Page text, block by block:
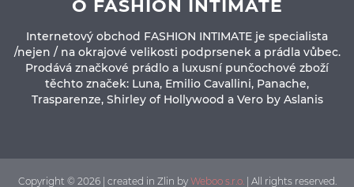
O FASHION INTIMATE
Internetový obchod FASHION INTIMATE je specialista
/nejen / na okrajové velikosti podprsenek a prádla vůbec.
Prodává značkové prádlo a luxusní punčochové zboží
těchto značek: Luna, Emilio Cavallini, Panache,
Trasparenze, Shirley of Hollywood a Vero by Aslanis
Copyright © 2026 | created in Zlin by Weboo s.r.o. | All rights reserved.